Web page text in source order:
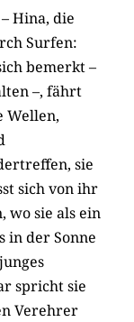
Hina, die
Surfen:
bemerkt –
–, fährt
Wellen,
sie
sich von ihr
wo sie als ein
in der Sonne
spricht sie
Verehrer